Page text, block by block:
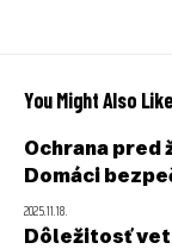
You Might Also Like
Ochrana pred
Domáci
2025.11.18.
Dôležitosť